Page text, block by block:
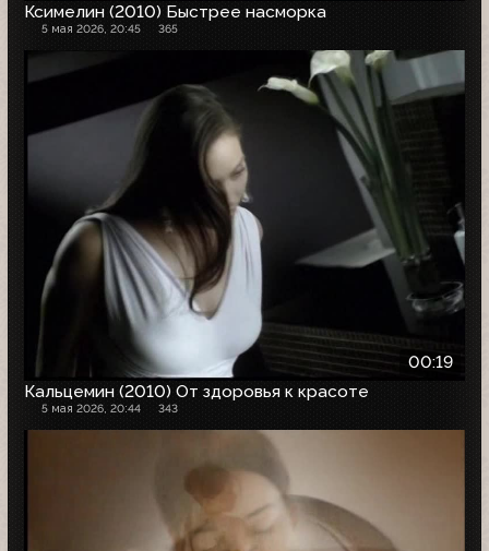
Ксимелин (2010) Быстрее насморка
5 мая 2026, 20:45 365
00:19
Кальцемин (2010) От здоровья к красоте
5 мая 2026, 20:44 343